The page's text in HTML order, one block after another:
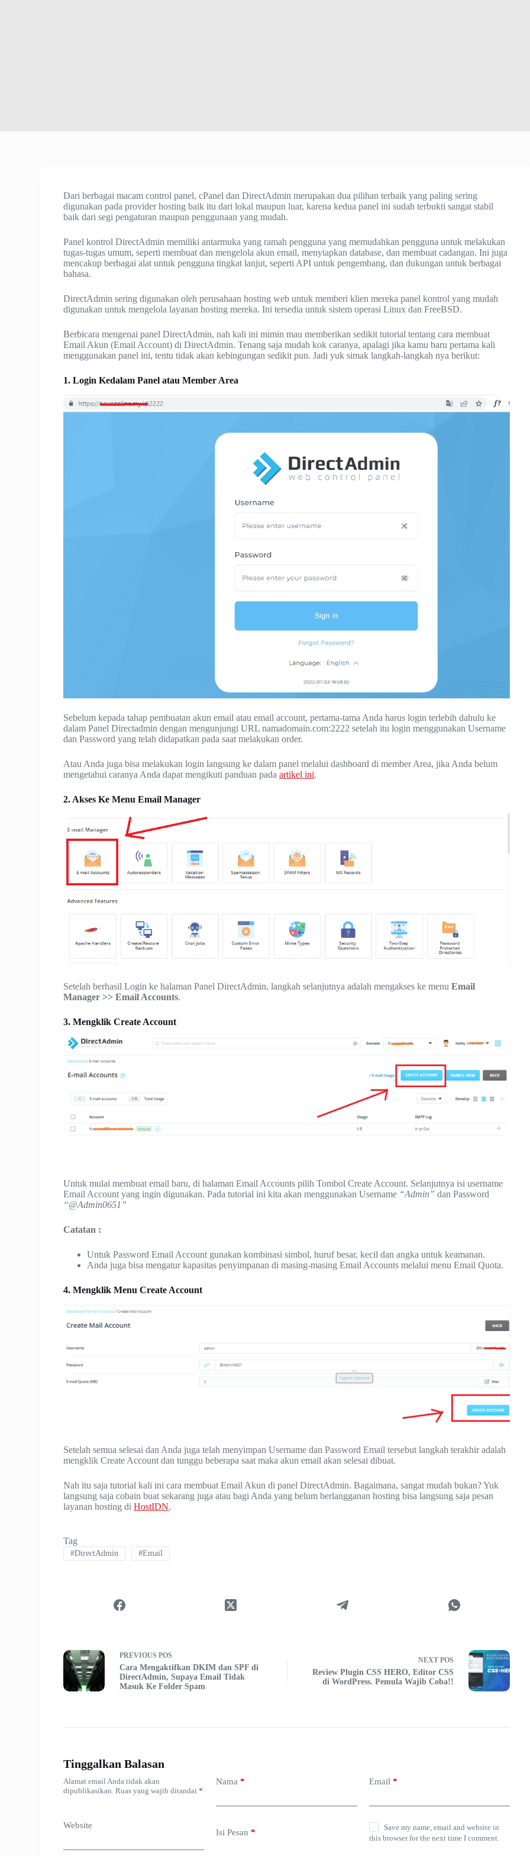
Dari berbagai macam control panel, cPanel dan DirectAdmin merupakan dua pilihan terbaik yang paling sering
digunakan pada provider hosting baik itu dari lokal maupun luar, karena kedua panel ini sudah terbukti sangat stabil
baik dari segi pengaturan maupun penggunaan yang mudah.
Panel kontrol DirectAdmin memiliki antarmuka yang ramah pengguna yang memudahkan pengguna untuk melakukan
tugas-tugas umum, seperti membuat dan mengelola akun email, menyiapkan database, dan membuat cadangan. Ini juga
mencakup berbagai alat untuk pengguna tingkat lanjut, seperti API untuk pengembang, dan dukungan untuk berbagai
bahasa.
DirectAdmin sering digunakan oleh perusahaan hosting web untuk memberi klien mereka panel kontrol yang mudah
digunakan untuk mengelola layanan hosting mereka. Ini tersedia untuk sistem operasi Linux dan FreeBSD.
Berbicara mengenai panel DirectAdmin, nah kali ini mimin mau memberikan sedikit tutorial tentang cara membuat
Email Akun (Email Account) di DirectAdmin. Tenang saja mudah kok caranya, apalagi jika kamu baru pertama kali
menggunakan panel ini, tentu tidak akan kebingungan sedikit pun. Jadi yuk simak langkah-langkah nya berikut:
1. Login Kedalam Panel atau Member Area
Sebelum kepada tahap pembuatan akun email atau email account, pertama-tama Anda harus login terlebih dahulu ke
dalam Panel Directadmin dengan mengunjungi URL namadomain.com:2222 setelah itu login menggunakan Username
dan Password yang telah didapatkan pada saat melakukan order.
Atau Anda juga bisa melakukan login langsung ke dalam panel melalui dashboard di member Area, jika Anda belum
mengetahui caranya Anda dapat mengikuti panduan padaartikel ini.
2. Akses Ke Menu Email Manager
Setelah berhasil Login ke halaman Panel DirectAdmin, langkah selanjutnya adalah mengakses ke menuEmail
Manager >> Email Accounts.
3. Mengklik Create Account
Untuk mulai membuat email baru, di halaman Email Accounts pilih Tombol Create Account. Selanjutnya isi username
Email Account yang ingin digunakan. Pada tutorial ini kita akan menggunakan Username “Admin”dan Password
“@Admin0651”
Catatan :
Untuk Password Email Account gunakan kombinasi simbol, huruf besar, kecil dan angka untuk keamanan.
Anda juga bisa mengatur kapasitas penyimpanan di masing-masing Email Accounts melalui menu Email Quota.
4. Mengklik Menu Create Account
Setelah semua selesai dan Anda juga telah menyimpan Username dan Password Email tersebut langkah terakhir adalah
mengklik Create Account dan tunggu beberapa saat maka akun email akan selesai dibuat.
Nah itu saja tutorial kali ini cara membuat Email Akun di panel DirectAdmin. Bagaimana, sangat mudah bukan? Yuk
langsung saja cobain buat sekarang juga atau bagi Anda yang belum berlangganan hosting bisa langsung saja pesan
layanan hosting diHostIDN.
Tag
#DirectAdmin #Email
PREVIOUSPOS
Cara Mengaktifkan DKIM dan SPF di
DirectAdmin, Supaya Email Tidak
Masuk Ke Folder Spam
NEXT POS
Review Plugin CSS HERO, Editor CSS
di WordPress. Pemula Wajib Coba!!
Tinggalkan Balasan
Alamat email Anda tidak akan
dipublikasikan. Ruas yang wajib ditandai*
Nama * Email*
Website
Isi Pesan *
Save my name, email and website in
this browser for the next time I comment.